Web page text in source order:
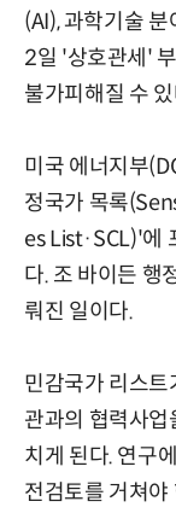
(AI), 과학기술
2일 '상호관세'
불가피해질 수
미국 에너지부
정국가 목록
es List·SCL)'에
다. 조 바이든 행
뤄진 일이다.
민감국가 리스트
관과의 협력사업
치게 된다. 연구
전검토를 거쳐야